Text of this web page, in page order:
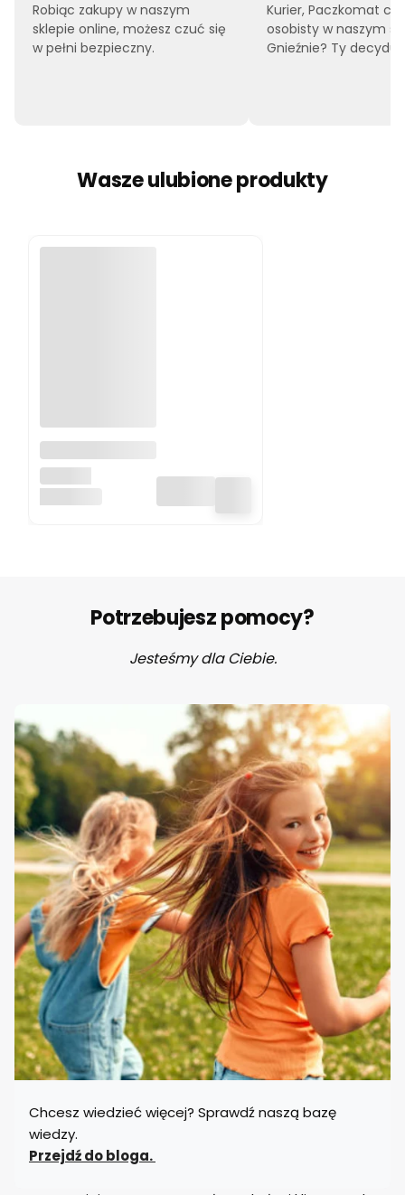
Robiąc zakupy w naszym
sklepie online, możesz czuć się
w pełni bezpieczny.
Kurier, Paczkomat
osobisty w naszym
Gnieźnie? Ty
Wasze ulubione produkty
kaczka Leopard
Original
Potrzebujesz pomocy?
Jesteśmy dla Ciebie.
Chcesz wiedzieć więcej? Sprawdź naszą bazę
wiedzy.
Przejdź do bloga.